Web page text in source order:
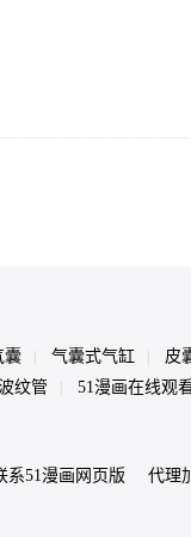
囊 气囊式气缸 皮
纹管 51漫画在线观
系51漫画网页版 代理